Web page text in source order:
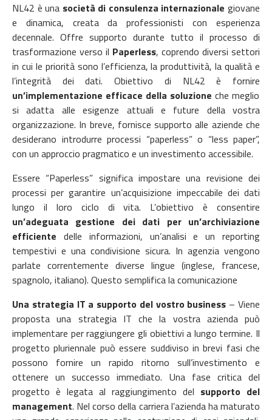
NL42 è una società di consulenza internazionale giovane
e dinamica, creata da professionisti con esperienza
decennale. Offre supporto durante tutto il processo di
trasformazione verso il Paperless, coprendo diversi settori
in cui le priorità sono l’efficienza, la produttività, la qualità e
l’integrità dei dati.Obiettivo di NL42 è fornire
un’implementazione efficace della soluzione che meglio
si adatta alle esigenze attuali e future della vostra
organizzazione. In breve, fornisce supporto alle aziende che
desiderano introdurre processi “paperless” o “less paper”,
con un approccio pragmatico e un investimento accessibile.
Essere “Paperless” significa impostare una revisione dei
processi per garantire un’acquisizione impeccabile dei dati
lungo il loro ciclo di vita. L’obiettivo è consentire
un’adeguata gestione dei dati per un’archiviazione
efficiente delle informazioni, un’analisi e un reporting
tempestivi e una condivisione sicura. In agenzia vengono
parlate correntemente diverse lingue (inglese, francese,
spagnolo, italiano). Questo semplifica la comunicazione
Una strategia IT a supporto del vostro business – Viene
propostauna strategia IT che la vostra azienda può
implementare per raggiungere gli obiettivi a lungo termine. Il
progetto pluriennale può essere suddiviso in brevi fasi che
possono fornire un rapido ritorno sull’investimento e
ottenere un successo immediato. Una fase critica del
progetto è legata al raggiungimento del supporto del
management. Nel corso della carriera l’azienda ha maturato